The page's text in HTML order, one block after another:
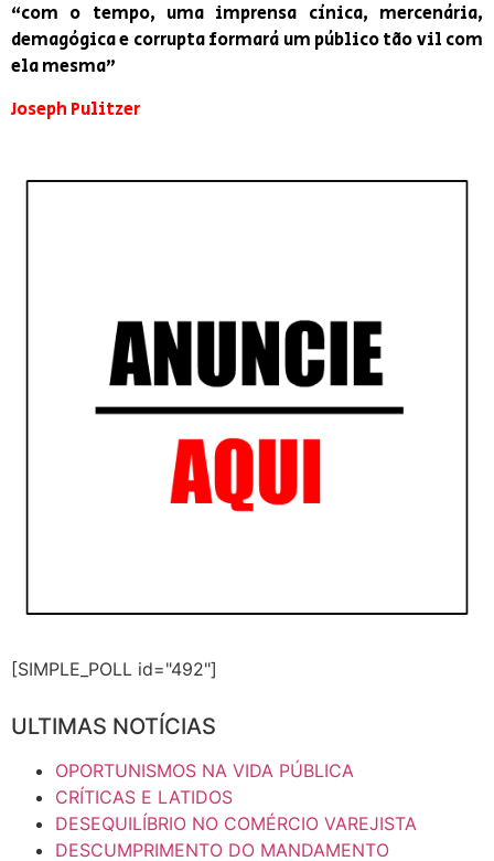
“com o tempo, uma imprensa cínica, mercenária,
demagógica e corrupta formará um público tão vil com
ela mesma”
Joseph Pulitzer
[SIMPLE_POLL id="492"]
ULTIMAS NOTÍCIAS
OPORTUNISMOS NA VIDA PÚBLICA
CRÍTICAS E LATIDOS
DESEQUILÍBRIO NO COMÉRCIO VAREJISTA
DESCUMPRIMENTO DO MANDAMENTO